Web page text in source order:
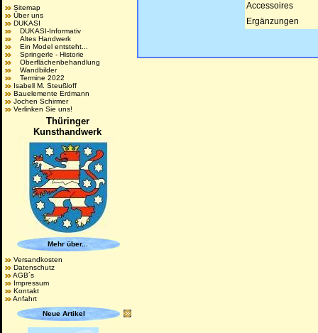
Sitemap
Über uns
DUKASI
DUKASI-Informativ
Altes Handwerk
Ein Model entsteht...
Springerle - Historie
Oberflächenbehandlung
Wandbilder
Termine 2022
Isabell M. Steußloff
Bauelemente Erdmann
Jochen Schirmer
Verlinken Sie uns!
Thüringer
Kunsthandwerk
Mehr über...
Versandkosten
Datenschutz
AGB´s
Impressum
Kontakt
Anfahrt
Neue Artikel
Accessoires
Ergänzungen